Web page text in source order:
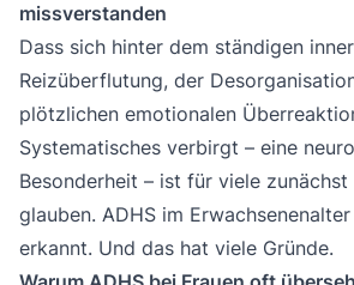
missverstanden
Dass sich hinter dem ständigen
Reizüberflutung, der
plötzlichen emotionalen
Systematisches verbirgt – eine
Besonderheit – ist für viele zunächst
glauben. ADHS im
erkannt. Und das hat viele Gründe.